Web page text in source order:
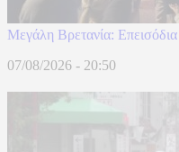
Μεγάλη Βρετανία:
07/08/2026 - 20:50